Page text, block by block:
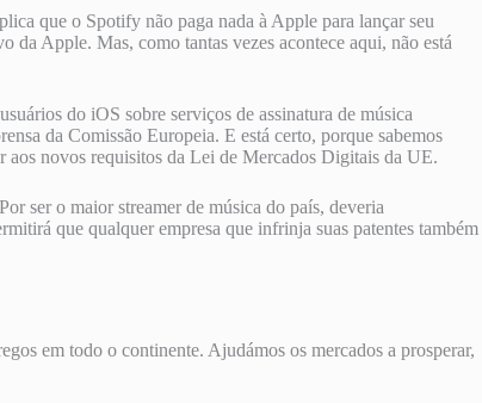
que o Spotify não paga nada à Apple para lançar seu
Apple. Mas, como tantas vezes acontece aqui, não está
do iOS sobre serviços de assinatura de música
da Comissão Europeia. E está certo, porque sabemos
aos novos requisitos da Lei de Mercados Digitais da UE.
ser o maior streamer de música do país, deveria
que qualquer empresa que infrinja suas patentes também
em todo o continente. Ajudámos os mercados a prosperar,